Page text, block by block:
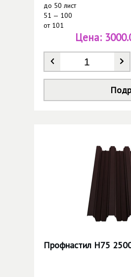
до 50 лист
51 — 100
от101
Количество *
Цена:
Профнастил Н75